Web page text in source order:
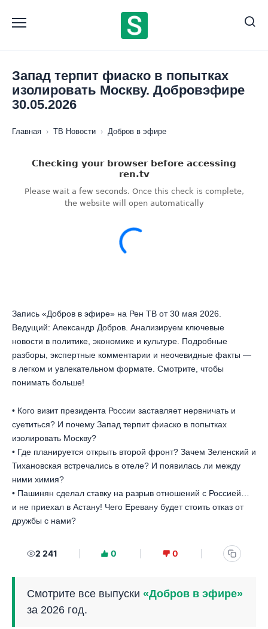
содержанию
Запад терпит фиаско в попытках
изолировать Москву. Добровэфире
30.05.2026
Главная › ТВ Новости › Добров в эфире
Запись «Добров в эфире» на Рен ТВ от 30 мая 2026.
Ведущий: Александр Добров. Анализируем ключевые
новости в политике, экономике и культуре. Подробные
разборы, экспертные комментарии и неочевидные факты —
в легком и увлекательном формате. Смотрите, чтобы
понимать больше!
• Кого визит президента России заставляет нервничать и
суетиться? И почему Запад терпит фиаско в попытках
изолировать Москву?
• Где планируется открыть второй фронт? Зачем Зеленский и
Тихановская встречались в отеле? И появилась ли между
ними химия?
• Пашинян сделал ставку на разрыв отношений с Россией…
и не приехал в Астану! Чего Еревану будет стоить отказ от
дружбы с нами?
2 241 0 0
Смотрите все выпуски «Добров в эфире»
за 2026 год.